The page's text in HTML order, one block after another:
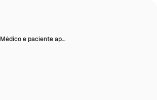
Médico e paciente ap…